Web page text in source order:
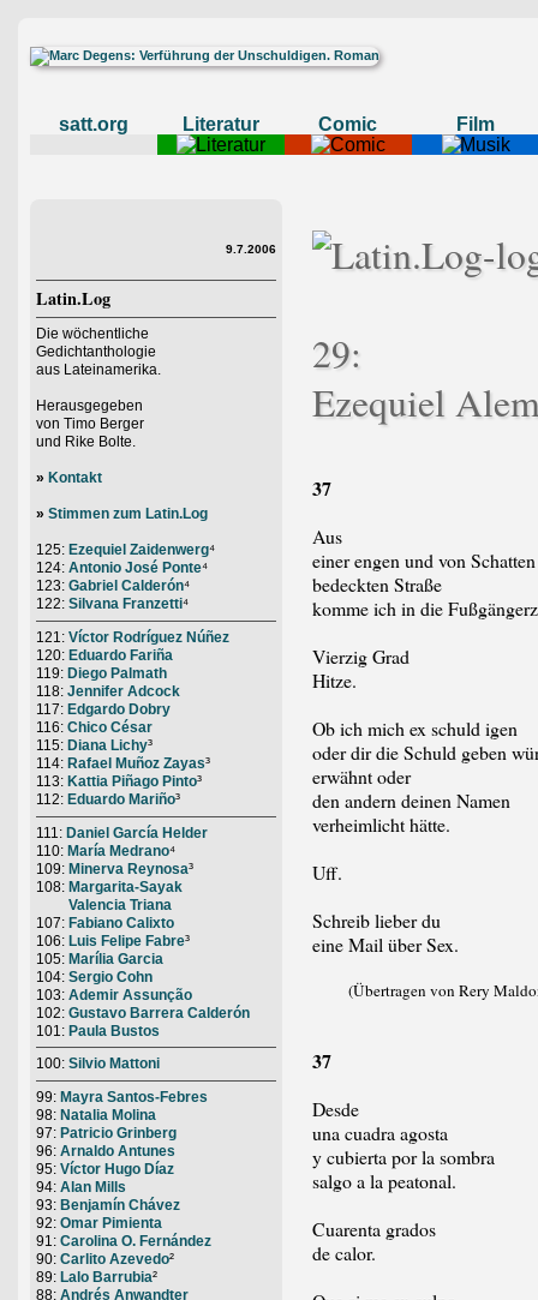
satt.org Literatur Comic Film
9.7.2006
Latin.Log
Die wöchentliche
Gedichtanthologie
aus Lateinamerika.
Herausgegeben
von Timo Berger
und Rike Bolte.
» Kontakt
» Stimmen zum Latin.Log
125: Ezequiel Zaidenwerg⁴
124: Antonio José Ponte⁴
123: Gabriel Calderón⁴
122: Silvana Franzetti⁴
121: Víctor Rodríguez Núñez
120: Eduardo Fariña
119: Diego Palmath
118: Jennifer Adcock
117: Edgardo Dobry
116: Chico César
115: Diana Lichy³
114: Rafael Muñoz Zayas³
113: Kattia Piñago Pinto³
112: Eduardo Mariño³
111: Daniel García Helder
110: María Medrano⁴
109: Minerva Reynosa³
108: Margarita-Sayak
Valencia Triana
107: Fabiano Calixto
106: Luis Felipe Fabre³
105: Marília Garcia
104: Sergio Cohn
103: Ademir Assunção
102: Gustavo Barrera Calderón
101: Paula Bustos
100: Silvio Mattoni
99: Mayra Santos-Febres
98: Natalia Molina
97: Patricio Grinberg
96: Arnaldo Antunes
95: Víctor Hugo Díaz
94: Alan Mills
93: Benjamín Chávez
92: Omar Pimienta
91: Carolina O. Fernández
90: Carlito Azevedo²
89: Lalo Barrubia²
88: Andrés Anwandter
29:
Ezequiel
37
Aus
einer engen und von Schatten
bedeckten Straße
komme ich in die
Vierzig Grad
Hitze.
Ob ich mich ex schuld igen
oder dir die Schuld geben
erwähnt oder
den andern deinen Namen
verheimlicht hätte.
Uff.
Schreib lieber du
eine Mail über Sex.
(Übertragen von Rery
37
Desde
una cuadra agosta
y cubierta por la sombra
salgo a la peatonal.
Cuarenta grados
de calor.